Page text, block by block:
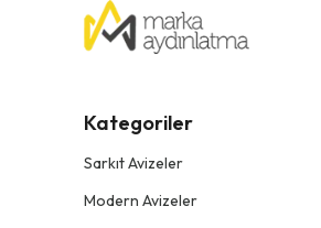
Kategoriler
Sarkıt Avizeler
Modern Avizeler